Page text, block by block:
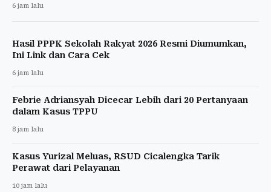
6 jam lalu
Hasil PPPK Sekolah Rakyat 2026 Resmi Diumumkan,
Ini Link dan Cara Cek
6 jam lalu
Febrie Adriansyah Dicecar Lebih dari 20 Pertanyaan
dalam Kasus TPPU
8 jam lalu
Kasus Yurizal Meluas, RSUD Cicalengka Tarik
Perawat dari Pelayanan
10 jam lalu